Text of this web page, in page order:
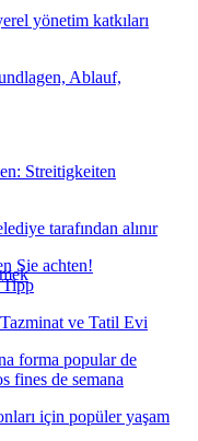
yönetim katkıları
tarafından alınır
ve Tatil Evi
için popüler yaşam